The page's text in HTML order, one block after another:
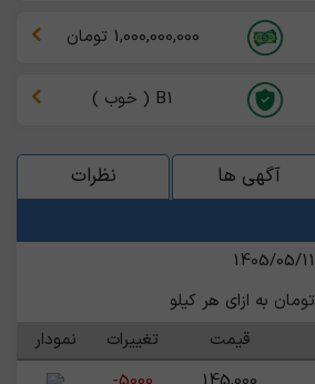
1,000,000,000 تومان
B1 ( خوب )
آگهی ها نظرات
1405/05/11
تومان به ازای هر کیلو
قیمت تغییرات
نمودار